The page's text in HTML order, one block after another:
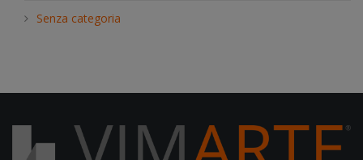
Senza categoria